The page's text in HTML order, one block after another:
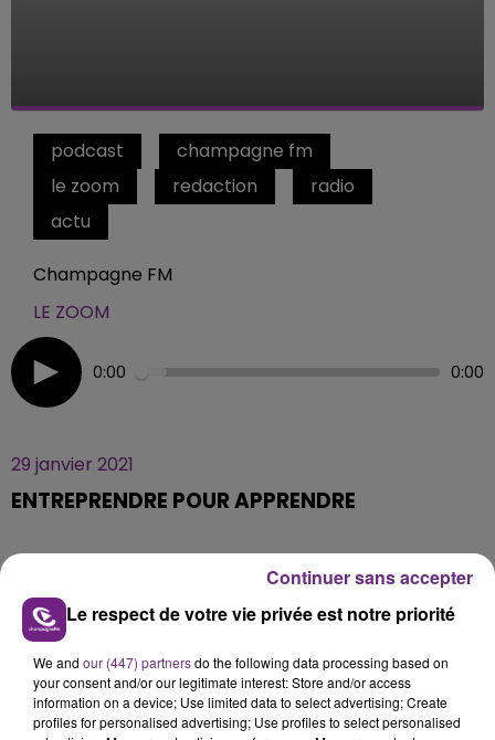
podcast
champagne fm
le zoom
redaction
radio
actu
Champagne FM
LE ZOOM
0:00 0:00
29 janvier 2021
ENTREPRENDRE POUR APPRENDRE
L'association Entreprendre pour apprendre permet
aux jeunes de révéler leur potentiel grâce à des
projets en collaboration avec des entreprises.
Le respect de votre vie privée est notre priorité
We and our (447) partnersdo the following data processing based on
your consent and/or our legitimate interest: Store and/or access
information on a device; Use limited data to select advertising; Create
profiles for personalised advertising; Use profiles to select personalised
Continuer sans accepter